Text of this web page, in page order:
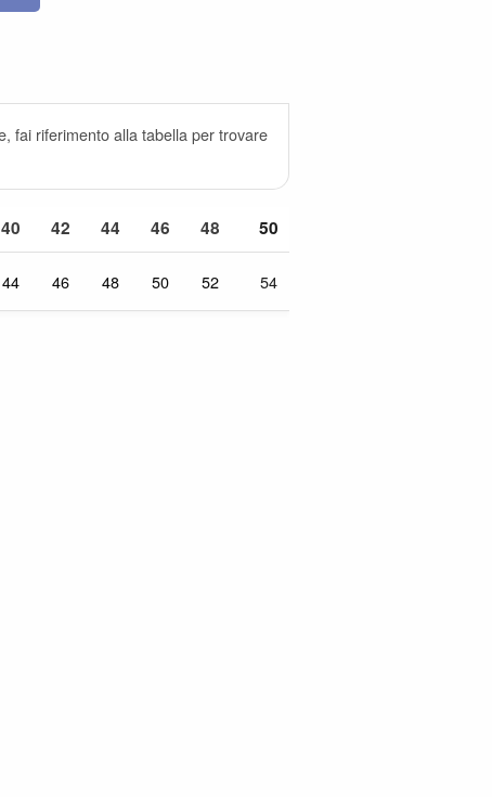
fai riferimento alla tabella per trovare
40 42 44 46 48 50
44 46 48 50 52 54